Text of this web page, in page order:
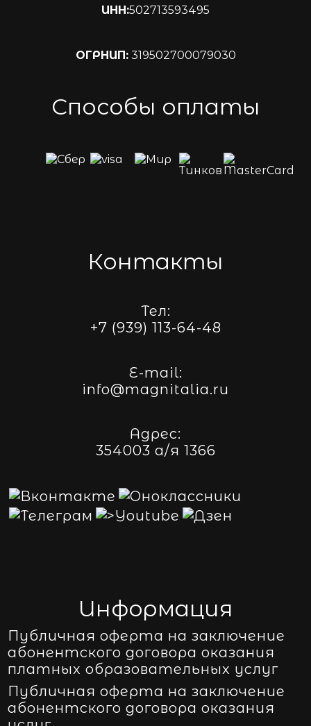
ИНН:502713593495
ОГРНИП:319502700079030
Способы оплаты
Контакты
Тел:
+7 (939) 113-64-48
E-mail:
info@magnitalia.ru
Адрес:
354003 а/я 1366
Информация
Публичная оферта на заключение
абонентского договора оказания
платных образовательных услуг
Публичная оферта на заключение
абонентского договора оказания